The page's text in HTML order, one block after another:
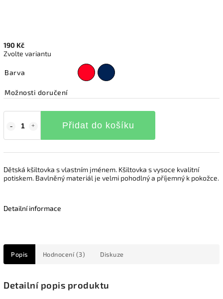
190 Kč
Zvolte variantu
Barva
Možnosti doručení
Přidat do košíku
Dětská kšiltovka s vlastním jménem. Kšiltovka s vysoce kvalitní
potiskem. Bavlněný materiál je velmi pohodlný a příjemný k pokožce.
Detailní informace
Popis Hodnocení (3) Diskuze
Detailní popis produktu